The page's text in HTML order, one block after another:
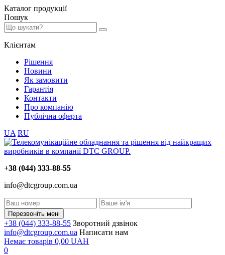
Каталог продукції
Пошук
Клієнтам
Рішення
Новини
Як замовити
Гарантія
Контакти
Про компанію
Публічна оферта
UA RU
+38 (044) 333-88-55
info@dtcgroup.com.ua
Перезвоніть мені
+38 (044) 333-88-55 Зворотний дзвінок
info@dtcgroup.com.ua Написати нам
Немає товарів 0,00 UAH
0